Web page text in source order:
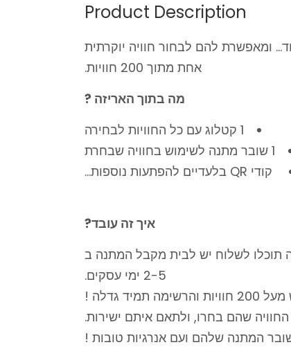
Product Description
ומאפשרת להם לבחור חוויה יוקרתית
אחת מתוך 200 חוויות.
מה בתוך האריזה ?
1 קטלוג עם כל החוויות לבחירה
1 שובר מתנה לשימוש בחוויה שבחרת
קודי QR בלעדיים להפתעות נוספות…
איך זה עובד?
תוכלו לשלוח יש לבית מקבל המתנה ב
2-5 ימי עסקים.
!
שהם בחרו, ולתאם איתם ישירות.
המתנה שלהם ועם אנרגיות טובות !